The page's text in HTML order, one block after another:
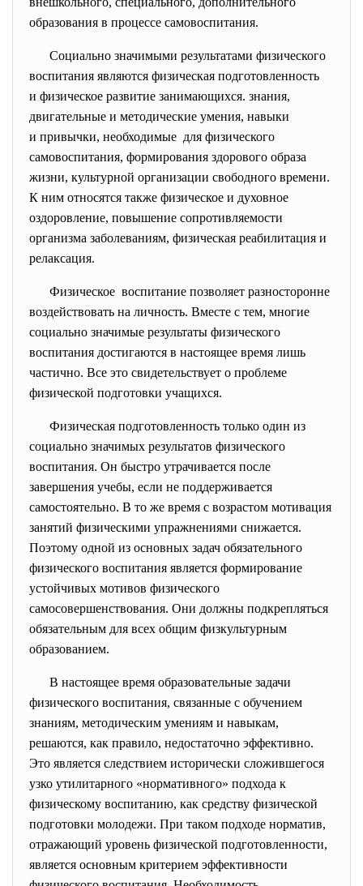
образования в процессе самовоспитания.
Социально значимыми результатами физического
воспитания являются физическая подготовленность
и физическое развитие занимающихся. знания,
двигательные и методические умения, навыки
и привычки, необходимые для физического
самовоспитания, формирования здорового образа
жизни, культурной организации свободного времени.
К ним относятся также физическое и духовное
оздоровление, повышение сопротивляемости
организма заболеваниям, физическая реабилитация и
релаксация.
Физическое воспитание позволяет разносторонне
воздействовать на личность. Вместе с тем, многие
социально значимые результаты физического
воспитания достигаются в настоящее время лишь
частично. Все это свидетельствует о проблеме
физической подготовки учащихся.
Физическая подготовленность только один из
социально значимых результатов физического
воспитания. Он быстро утрачивается после
завершения учебы, если не поддерживается
самостоятельно. В то же время с возрастом мотивация
занятий физическими упражнениями снижается.
Поэтому одной из основных задач обязательного
физического воспитания является формирование
устойчивых мотивов физического
самосовершенствования. Они должны подкрепляться
обязательным для всех общим физкультурным
образованием.
В настоящее время образовательные задачи
физического воспитания, связанные с обучением
знаниям, методическим умениям и навыкам,
решаются, как правило, недостаточно эффективно.
Это является следствием исторически сложившегося
узко утилитарного «нормативного» подхода к
физическому воспитанию, как средству физической
подготовки молодежи. При таком подходе норматив,
отражающий уровень физической подготовленности,
является основным критерием эффективности